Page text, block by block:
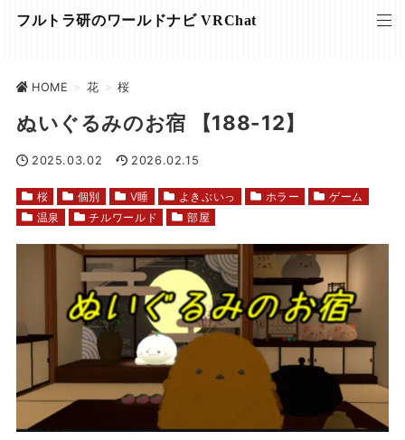
フルトラ研のワールドナビ VRChat
HOME > 花 > 桜
ぬいぐるみのお宿 【188-12】
2025.03.02 2026.02.15
桜 個別 V睡 よきぶいっ ホラー
ゲーム
温泉
チルワールド 部屋